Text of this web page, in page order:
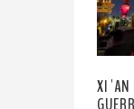
XI´AN